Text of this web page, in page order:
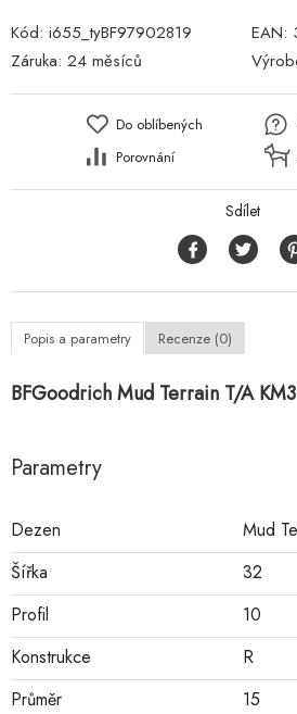
Kód: i655_tyBF97902819 EAN:
Záruka: 24 měsíců
Do oblíbených
Porovnání
Sdílet
Popis a parametry Recenze (0)
BFGoodrich Mud Terrain T/A
Parametry
Dezen
Mud
Šířka
32
Profil
10
Konstrukce
R
Průměr
15